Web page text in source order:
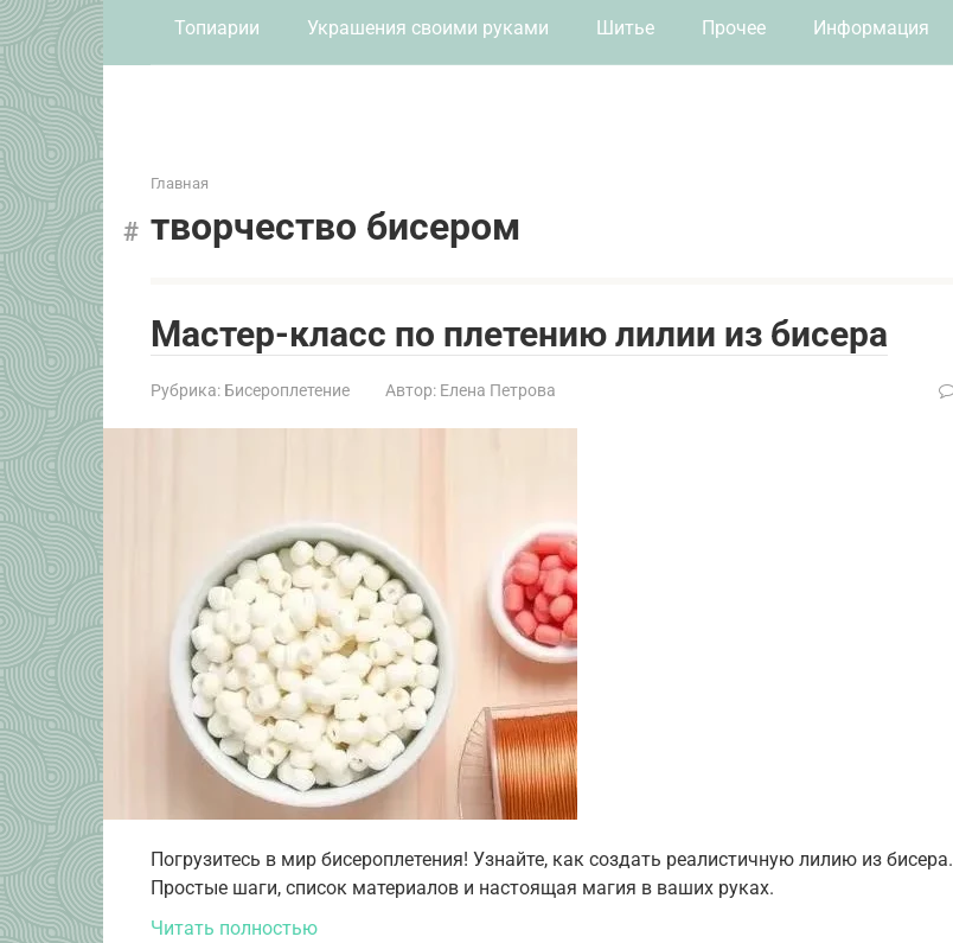
Топиарии Украшения своими руками Шитье Прочее Информация
Главная
творчество бисером
Мастер-класс по плетению лилии из бисера
Рубрика: Бисероплетение Автор: Елена Петрова
Погрузитесь в мир бисероплетения! Узнайте, как создать реалистичную лилию из бисера.
Простые шаги, список материалов и настоящая магия в ваших руках.
Читать полностью